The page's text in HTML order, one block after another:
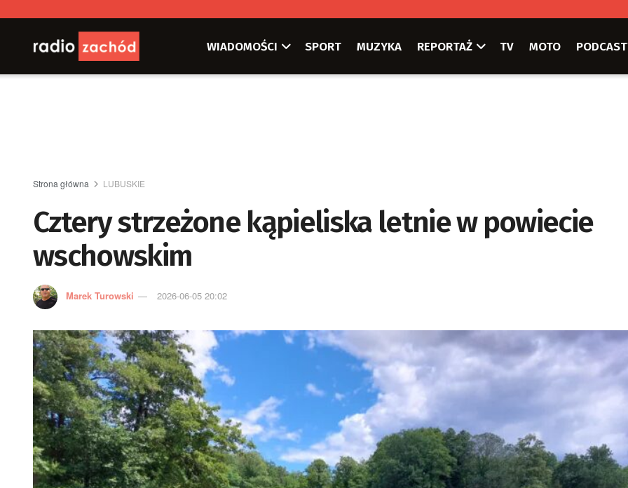
WIADOMOŚCI SPORT MUZYKA REPORTAŻ TV MOTO
Strona główna LUBUSKIE
Cztery strzeżone kąpieliska letnie w powiecie
wschowskim
Marek Turowski 2026-06-05 20:02